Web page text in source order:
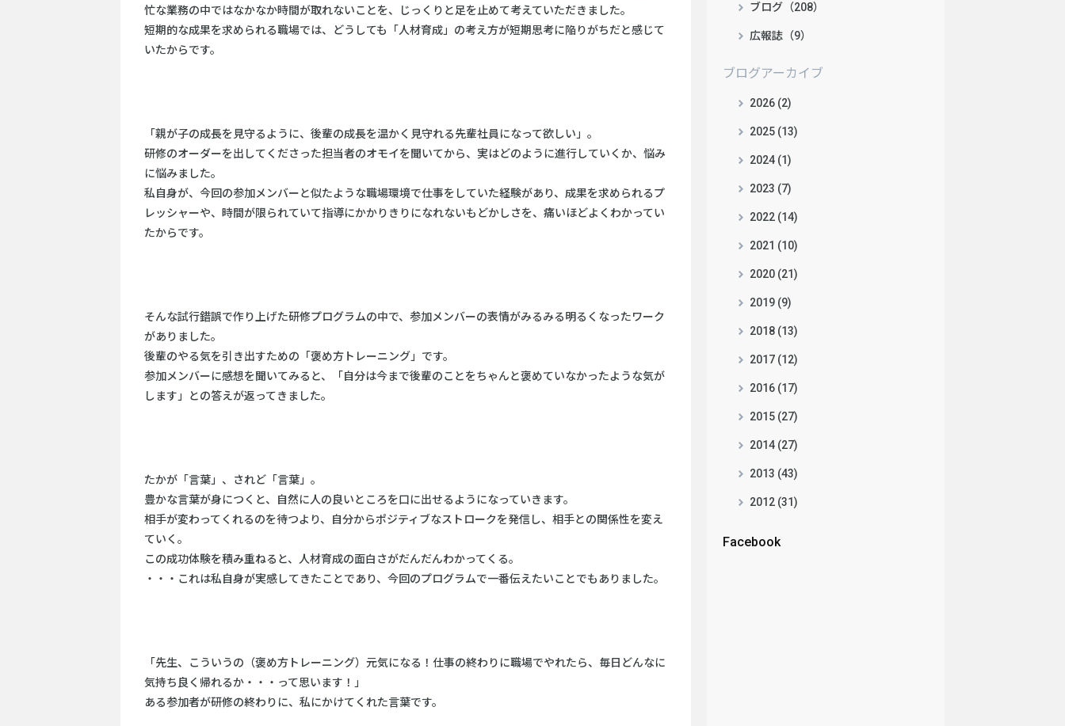
忙な業務の中ではなかなか時間が取れないことを、じっくりと足を止めて考えていただきました。
短期的な成果を求められる職場では、どうしても「人材育成」の考え方が短期思考に陥りがちだと感じて
いたからです。
「親が子の成長を見守るように、後輩の成長を温かく見守れる先輩社員になって欲しい」。
研修のオーダーを出してくださった担当者のオモイを聞いてから、実はどのように進行していくか、悩み
に悩みました。
私自身が、今回の参加メンバーと似たような職場環境で仕事をしていた経験があり、成果を求められるプ
レッシャーや、時間が限られていて指導にかかりきりになれないもどかしさを、痛いほどよくわかってい
たからです。
そんな試行錯誤で作り上げた研修プログラムの中で、参加メンバーの表情がみるみる明るくなったワーク
がありました。
後輩のやる気を引き出すための「褒め方トレーニング」です。
参加メンバーに感想を聞いてみると、「自分は今まで後輩のことをちゃんと褒めていなかったような気が
します」との答えが返ってきました。
たかが「言葉」、されど「言葉」。
豊かな言葉が身につくと、自然に人の良いところを口に出せるようになっていきます。
相手が変わってくれるのを待つより、自分からポジティブなストロークを発信し、相手との関係性を変え
ていく。
この成功体験を積み重ねると、人材育成の面白さがだんだんわかってくる。
・・・これは私自身が実感してきたことであり、今回のプログラムで一番伝えたいことでもありました。
「先生、こういうの（褒め方トレーニング）元気になる！仕事の終わりに職場でやれたら、毎日どんなに
気持ち良く帰れるか・・・って思います！」
ある参加者が研修の終わりに、私にかけてくれた言葉です。
ブログ（208）
広報誌（9）
ブログアーカイブ
2026 (2)
2025 (13)
2024 (1)
2023 (7)
2022 (14)
2021 (10)
2020 (21)
2019 (9)
2018 (13)
2017 (12)
2016 (17)
2015 (27)
2014 (27)
2013 (43)
2012 (31)
Facebook